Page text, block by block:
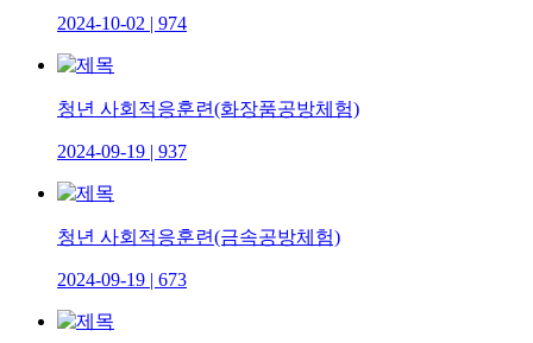
2024-10-02 | 974
청년 사회적응훈련(화장품공방체험)
2024-09-19 | 937
청년 사회적응훈련(금속공방체험)
2024-09-19 | 673